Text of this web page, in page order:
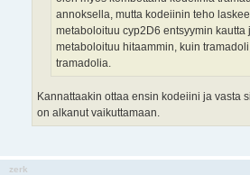
annoksella, mutta kodeiinin teho
metaboloituu cyp2D6 entsyymin
metaboloituu hitaammin, kuin
tramadolia.
Kannattaakin ottaa ensin kodeiini ja vasta
on alkanut vaikuttamaan.
zerk